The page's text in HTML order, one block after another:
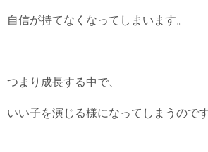
自信が持てなくなってしまいます。
つまり成長する中で、
いい子を演じる様になってしまうのです